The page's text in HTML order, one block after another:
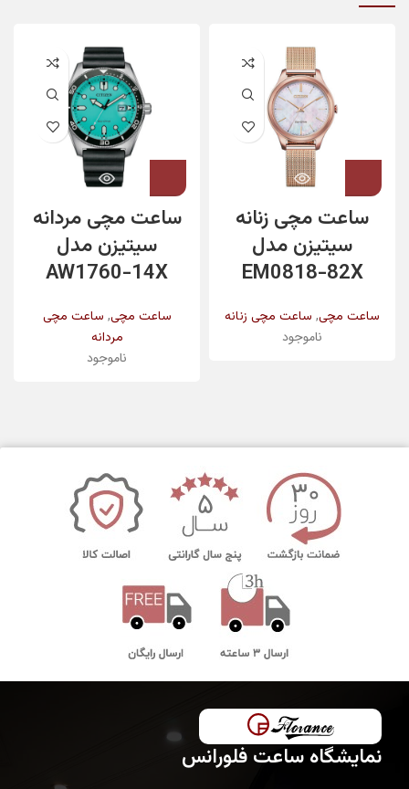
ساعت مچی زنانه
سیتیزن مدل
EM0818-82X
ساعت مچی, ساعت مچی زنانه
ناموجود
ساعت مچی مردانه
سیتیزن مدل
AW1760-14X
ساعت مچی, ساعت مچی
مردانه
ناموجود
نمایشگاه ساعت فلورانس